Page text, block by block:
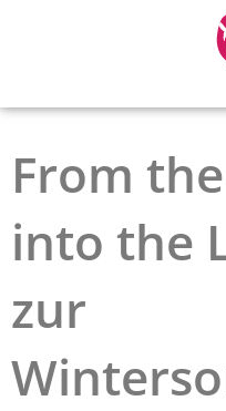
From
into the
zur